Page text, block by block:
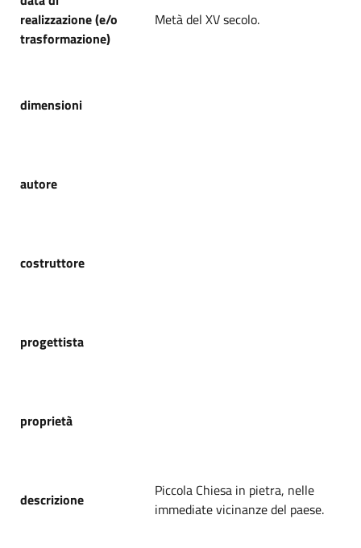
realizzazione (e/o
trasformazione)
Metà del XV secolo.
dimensioni
autore
costruttore
progettista
proprietà
descrizione
Piccola Chiesa in pietra, nelle
immediate vicinanze del paese.